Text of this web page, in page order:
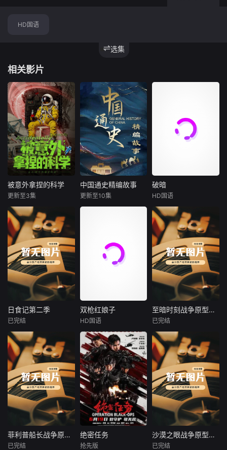
选集
HD国语
相关影片
被意外拿捏的科学
在科学史上，许多
改变世界的重大发
现与发明，其实都
源于一场场美丽的
“意外”——青霉素
的诞生来自一碟发
霉的培养皿，微波
炉的灵感源于口袋
里融化的巧克力，
甚至连X射线的发
现也是一次“不小
带你
被意外拿捏的科学
更新至3集
中国通史精编故事
的中国古代历史。
在保留原作对统一
多民族国家形成及
构，聚焦历代治乱
兴衰的关键节点与
化内容的情节张力
与视听表现力。删
削繁冗，力求在严
谨底色之上，生动
揭示历史演进的内
在逻辑与规律，为
观众呈现一部脉络
清晰、史实翔实、
引人入胜的影像中
国通史。
中国通史精编故事
更新至10集
破暗
大康太师闻宇阳宴
请皇上义子神策府
神威将军冷啸天，
席间告知他一个消
息，刚刚继任北疆
镇海王的薛世明遭
刺客暗杀，大康名
医李长生父子卷入
其中，不日将斩
首。冷啸天自幼在
北疆长大，李长生
恩，冷啸天
破暗
HD国语
日食记第二季
2013年6月，出生
在马路上的白猫被
它称之为“怪蜀黍”
的主人姜老刀捡回
家，并得名酥饼，
由此开始了一段全
新的生活。姜老刀
是某设计公司老
板，拥有相对自由
的工作空间，而工
作室便成为酥饼的
日食记第二季
已完结
双枪红娘子
王品一
1938年，高胜
男新婚之日，丈夫
被日军残害，父辈
亦遭屠戮。她举枪
聚义，屡袭敌寇威
震四方，后得八路
军指点决心投身革
命。日军欲诱杀高
胜男，她孤身赴战
舍命换乡亲周全。
双枪红娘子
HD国语
至暗时刻战争原型解读
本付费节目非正
片，从张伯伦倒台
到丘吉尔逆势上
位，从内阁和谈博
弈到敦刻尔克绝境
撤离奇迹，从王室
立场转变终结绥靖
思潮到两段真实演
讲锁定抗战国策
——五集文案完整
还原英国至暗时刻
至暗时刻战争原型解读
已完结
菲利普船长战争原型解读 菲利普船长战争原型解读
已完结
绝密任务
绝密任务
抢先版
沙漠之眼战争原型解读 沙漠之眼战争原型解读
已完结